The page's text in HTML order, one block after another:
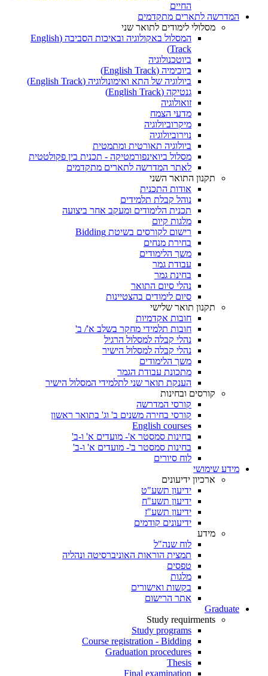
החיים
המדרשה לתארים מתקדמים
מסלולי לימודים לתואר שני
המסלול באקולוגיה ובאיכות הסביבה (English
Track)
ביוטכנולוגיה
ביוכימיה (English Track)
ביולוגיה של התא ואימונולוגיה (English Track)
גנטיקה (English Track)
זואולוגיה
מדעי הצמח
מיקרוביולוגיה
נוירוביולוגיה
ביולוגיה תאורטית ומתמטית
מסלול ביואינפורמטיקה - תכנית בין פקולטטית
לאתר המדרשה לתארים מתקדמים
תקנון התואר השני
אודות התכנית
נוהל קבלת תלמידים
תכנית הלימודים ומעקב אחר ביצועה
מלגות קיום
רישום לקורסים בשיטת Bidding
בחירת מנחים
משך הלימודים
עבודת גמר
בחינת גמר
נהלי סיום התואר
סיום לימודים בהצטיינות
תקנון תואר שלישי
חובות אקדמיות
חובות תלמידי מחקר בשלב א'/ ב'
נהלי קבלה למסלול הרגיל
נהלי קבלה למסלול הישיר
משך הלימודים
מתכונת עבודת הגמר
הענקת תואר שני לתלמידי המסלול הישיר
קורסים ובחינות
קורסי המדרשה
קורסי בחירה משנים ב' וג' בתואר ראשון
English courses
בחינות סמסטר א'- מועדים א' ו-ב'
בחינות סמסטר ב'- מועדים א' ו-ב'
לוח סיורים
מידע שימושי
ארכיון ידיעונים
ידיעון תשע"ט
ידיעון תשע"ח
ידיעון תשע"ז
ידיעונים קודמים
מידע
לוח שנה"ל
תמצית הוראות האוניברסיטה ונהליה
טפסים
מלגות
בקשות ואישורים
אתר הרישום
Graduate
Study requirments
Study programs
Course registration - Bidding
Graduation procedures
Thesis
Final examination